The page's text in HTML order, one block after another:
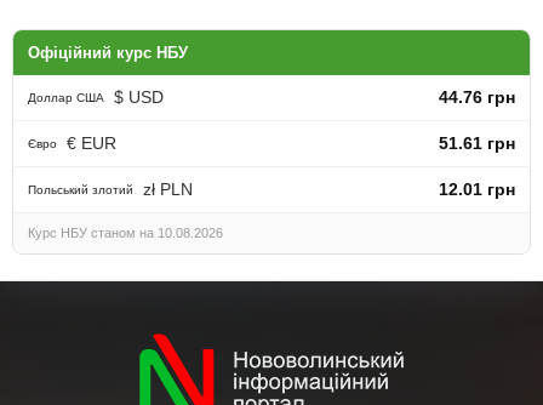
Офіційний курс НБУ
Доллар США $ USD 44.76 грн
Євро € EUR 51.61 грн
Польський злотий zł PLN 12.01 грн
Курс НБУ станом на 10.08.2026